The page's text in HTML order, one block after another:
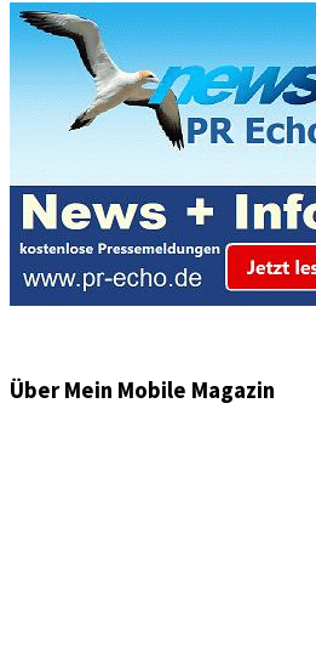
Über Mein Mobile Magazin